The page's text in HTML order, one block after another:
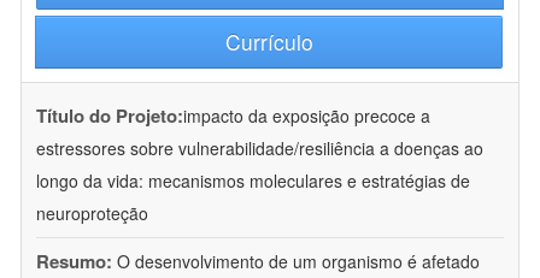
Currículo
Título do Projeto:impacto da exposição precoce a
estressores sobre vulnerabilidade/resiliência a doenças ao
longo da vida: mecanismos moleculares e estratégias de
neuroproteção
Resumo: O desenvolvimento de um organismo é afetado